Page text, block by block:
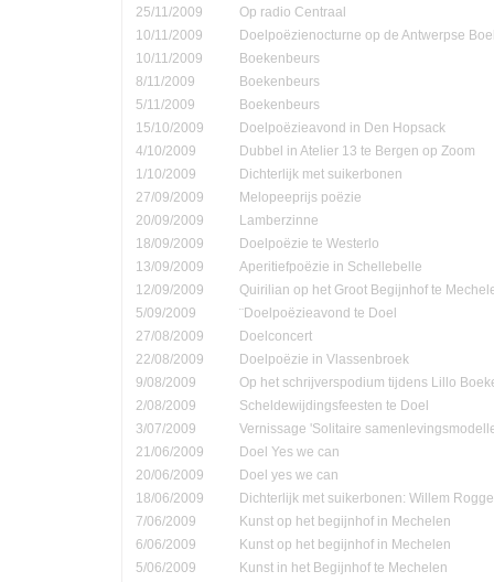
25/11/2009
Op radio Centraal
10/11/2009
Doelpoëzienocturne op de Antwerpse
10/11/2009
Boekenbeurs
8/11/2009
Boekenbeurs
5/11/2009
Boekenbeurs
15/10/2009
Doelpoëzieavond in Den Hopsack
4/10/2009
Dubbel in Atelier 13 te Bergen op Zoom
1/10/2009
Dichterlijk met suikerbonen
27/09/2009
Melopeeprijs poëzie
20/09/2009
Lamberzinne
18/09/2009
Doelpoëzie te Westerlo
13/09/2009
Aperitiefpoëzie in Schellebelle
12/09/2009
Quirilian op het Groot Begijnhof te
5/09/2009
¨Doelpoëzieavond te Doel
27/08/2009
Doelconcert
22/08/2009
Doelpoëzie in Vlassenbroek
9/08/2009
Op het schrijverspodium tijdens Lillo
2/08/2009
Scheldewijdingsfeesten te Doel
3/07/2009
Vernissage 'Solitaire
21/06/2009
Doel Yes we can
20/06/2009
Doel yes we can
18/06/2009
Dichterlijk met suikerbonen: Willem
7/06/2009
Kunst op het begijnhof in Mechelen
6/06/2009
Kunst op het begijnhof in Mechelen
5/06/2009
Kunst in het Begijnhof te Mechelen